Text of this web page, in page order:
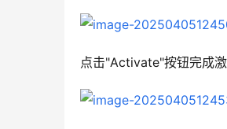
点击"Activate"按钮完成